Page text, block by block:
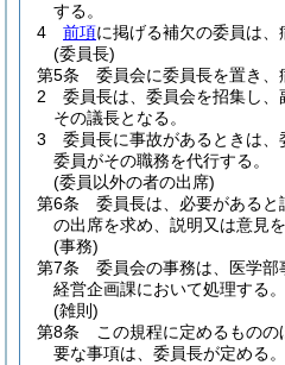
する。
4
前項に掲げる補欠の委員は、
(委員長)
第5条
委員会に委員長を置き、
2
委員長は、委員会を招集し、
その議長となる。
3
委員長に事故があるときは
委員がその職務を代行する。
(委員以外の者の出席)
第6条
委員長は、必要がある
の出席を求め、説明又は意見
(事務)
第7条
委員会の事務は、医学
経営企画課において処理する。
(雑則)
第8条
この規程に定めるもの
要な事項は、委員長が定める。